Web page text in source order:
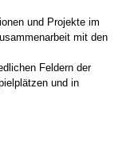
und Projekte im
mit den
Feldern der
und in